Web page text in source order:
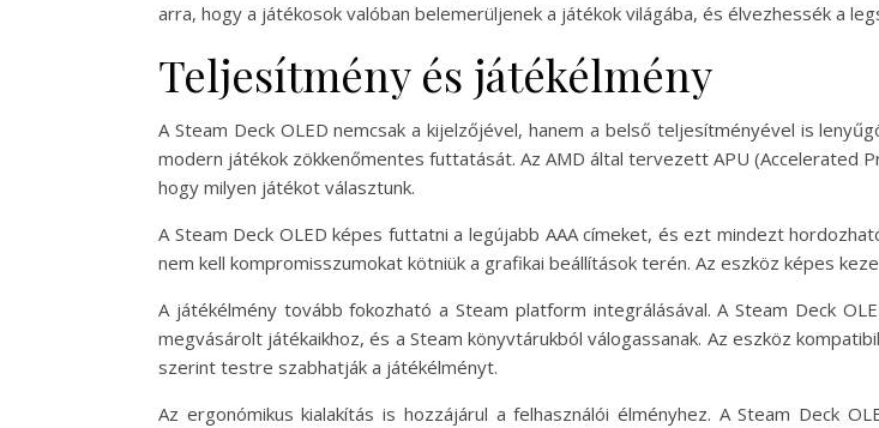
arra, hogy a játékosok valóban belemerüljenek a játékok világába, és élvezhessék a
Teljesítmény és játékélmény
A Steam Deck OLED nemcsak a kijelzőjével, hanem a belső teljesítményével is
modern játékok zökkenőmentes futtatását. Az AMD által tervezett APU (Accelerated
hogy milyen játékot választunk.
A Steam Deck OLED képes futtatni a legújabb AAA címeket, és ezt mindezt
nem kell kompromisszumokat kötniük a grafikai beállítások terén. Az eszköz képes
A játékélmény tovább fokozható a Steam platform integrálásával. A Steam Deck
megvásárolt játékaikhoz, és a Steam könyvtárukból válogassanak. Az eszköz
szerint testre szabhatják a játékélményt.
Az ergonómikus kialakítás is hozzájárul a felhasználói élményhez. A Steam Deck